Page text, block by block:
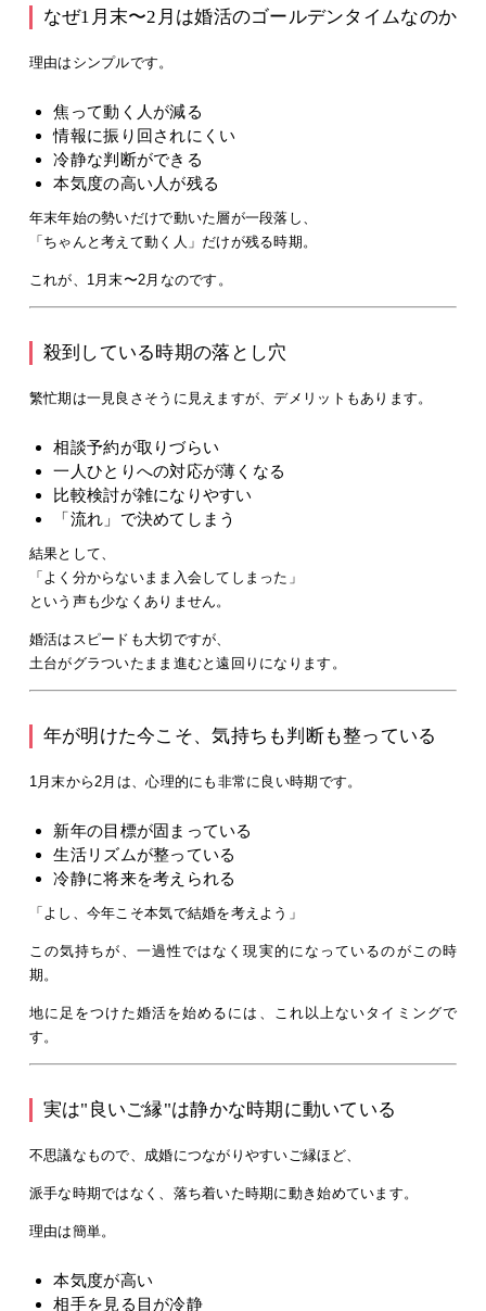
なぜ1月末〜2月は婚活のゴールデンタイムなのか
理由はシンプルです。
焦って動く人が減る
情報に振り回されにくい
冷静な判断ができる
本気度の高い人が残る
年末年始の勢いだけで動いた層が一段落し、
「ちゃんと考えて動く人」だけが残る時期。
これが、1月末〜2月なのです。
殺到している時期の落とし穴
繁忙期は一見良さそうに見えますが、デメリットもあります。
相談予約が取りづらい
一人ひとりへの対応が薄くなる
比較検討が雑になりやすい
「流れ」で決めてしまう
結果として、
「よく分からないまま入会してしまった」
という声も少なくありません。
婚活はスピードも大切ですが、
土台がグラついたまま進むと遠回り になります。
年が明けた今こそ、気持ちも判断も整っている
1月末から2月は、心理的にも非常に良い時期です。
新年の目標が固まっている
生活リズムが整っている
冷静に将来を考えられる
「よし、今年こそ本気で結婚を考えよう」
この気持ちが、 一過性ではなく現実的 になっているのがこの時
期。
地に足をつけた婚活を始めるには、これ以上ないタイミングで
す。
実は"良いご縁"は静かな時期に動いている
不思議なもので、成婚につながりやすいご縁ほど、
派手な時期ではなく、落ち着いた時期に動き始めています。
理由は簡単。
本気度が高い
相手を見る目が冷静